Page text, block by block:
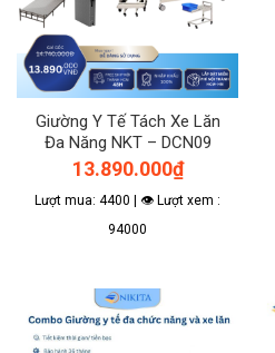
Giường Y Tế Tách Xe Lăn
Đa Năng NKT – DCN09
13.890.000₫
Lượt mua: 4400 | 👁 Lượt xem :
94000